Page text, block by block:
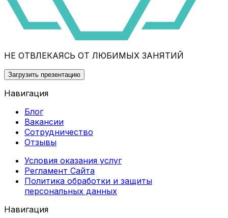
НЕ ОТВЛЕКАЯСЬ ОТ ЛЮБИМЫХ ЗАНЯТИЙ
Загрузить презентацию
Навигация
Блог
Вакансии
Сотрудничество
Отзывы
Условия оказания услуг
Регламент Сайта
Политика обработки и защиты
персональных данных
Навигация